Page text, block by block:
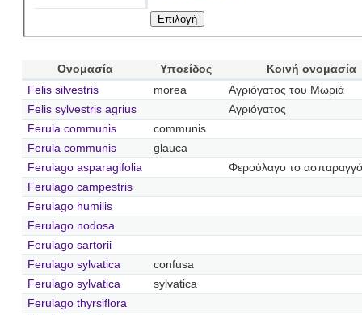
Ονομασία Υποείδος
Κοινή ονομασία
Felis silvestris
morea
Αγριόγατος του Μωριά
Felis sylvestris agrius
Αγριόγατος
Ferula communis
communis
Ferula communis
glauca
Ferulago asparagifolia
Φερούλαγο το
Ferulago campestris
Ferulago humilis
Ferulago nodosa
Ferulago sartorii
Ferulago sylvatica
confusa
Ferulago sylvatica
sylvatica
Ferulago thyrsiflora